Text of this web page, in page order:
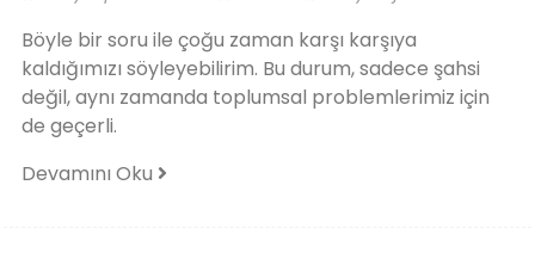
Böyle bir soru ile çoğu zaman karşı karşıya
kaldığımızı söyleyebilirim. Bu durum, sadece şahsi
değil, aynı zamanda toplumsal problemlerimiz için
de geçerli.
Devamını Oku